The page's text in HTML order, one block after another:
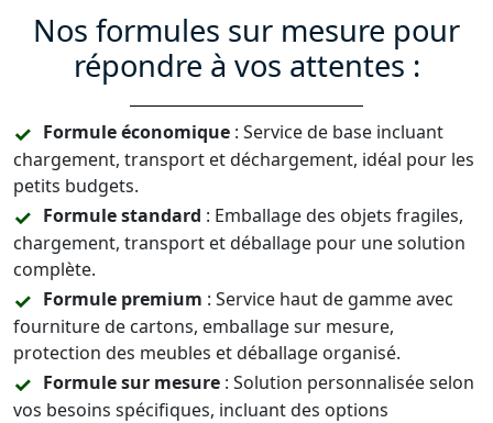
Nos formules sur mesure pour
répondre à vos attentes :
Formule économique : Service de base incluant
chargement, transport et déchargement, idéal pour les
petits budgets.
Formule standard : Emballage des objets fragiles,
chargement, transport et déballage pour une solution
complète.
Formule premium : Service haut de gamme avec
fourniture de cartons, emballage sur mesure,
protection des meubles et déballage organisé.
Formule sur mesure : Solution personnalisée selon
vos besoins spécifiques, incluant des options